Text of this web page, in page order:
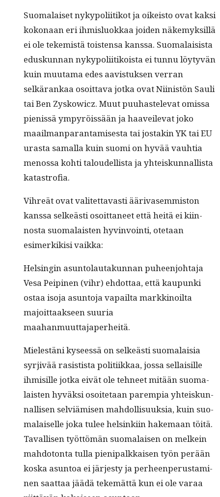
Suo­ma­laiset nyky­poli­itikot ja oikeis­to ovat kak­si
kokon­aan eri ihmis­lu­okkaa joiden näke­myk­sil­lä
ei ole tekemistä tois­t­en­sa kanssa. Suo­ma­lai­sista
eduskun­nan nyky­poli­itikoista ei tun­nu löy­tyvän
kuin muu­ta­ma edes aav­is­tuk­sen ver­ran
selkärankaa osoit­ta­va jot­ka ovat Niin­istön Sauli
tai Ben Zyskow­icz. Muut puuhastel­e­vat omis­sa
pienis­sä ympyröis­sään ja haaveil­e­vat joko
maail­man­paran­tamis­es­ta tai jostakin YK tai EU
uras­ta samal­la kuin suo­mi on hyvää vauh­tia
menos­sa kohti taloudel­lista ja yhteiskun­nal­lista
katastrofia.
Vihreät ovat valitet­tavasti ääri­vasem­mis­ton
kanssa selkeästi osoit­ta­neet että heitä ei kiin­
nos­ta suo­ma­lais­ten hyv­in­voin­ti, ote­taan
esimerkik­isi vaikka:
Helsin­gin asun­to­lau­takun­nan puheen­jo­hta­ja
Vesa Peip­inen (vihr) ehdot­taa, että kaupun­ki
ostaa iso­ja asun­to­ja vapail­ta markki­noil­ta
majoit­taak­seen suuria
maahanmuuttajaperheitä.
Mielestäni kyseessä on selkeästi suo­ma­laisia
syr­jivää rasis­tista poli­ti­ikkaa, jos­sa sel­l­aisille
ihmisille jot­ka eivät ole tehneet mitään suo­ma­
lais­ten hyväk­si osoite­taan parem­pia yhteiskun­
nal­lisen selviämisen mah­dol­lisuuk­sia, kuin suo­
ma­laiselle joka tulee helsinki­in hake­maan töitä.
Taval­lisen työt­tömän suo­ma­laisen on melkein
mah­do­ton­ta tul­la pieni­palkkaisen työn perään
kos­ka asun­toa ei järjesty ja per­heen­pe­rus­t­a­mi­
nen saat­taa jäädä tekemät­tä kun ei ole varaa